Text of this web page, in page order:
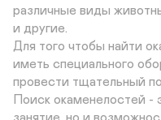
различные виды
и другие.
Для того чтобы найти
иметь специального
провести тщательный
Поиск окаменелостей -